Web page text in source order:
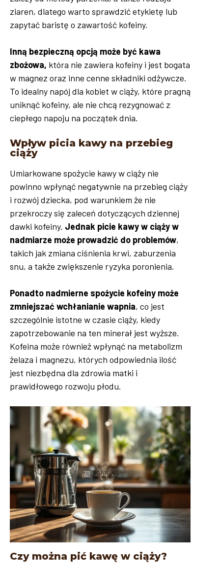
ziaren, dlatego warto sprawdzić etykietę lub
zapytać baristę o zawartość kofeiny.
Inną bezpieczną opcją może być kawa
zbożowa, która nie zawiera kofeiny i jest bogata
w magnez oraz inne cenne składniki odżywcze.
To idealny napój dla kobiet w ciąży, które pragną
uniknąć kofeiny, ale nie chcą rezygnować z
ciepłego napoju na początek dnia.
Wpływ picia kawy na przebieg
ciąży
Umiarkowane spożycie kawy w ciąży nie
powinno wpłynąć negatywnie na przebieg ciąży
i rozwój dziecka, pod warunkiem że nie
przekroczy się zaleceń dotyczących dziennej
dawki kofeiny. Jednak picie kawy w ciąży w
nadmiarze może prowadzić do problemów,
takich jak zmiana ciśnienia krwi, zaburzenia
snu, a także zwiększenie ryzyka poronienia.
Ponadto nadmierne spożycie kofeiny może
zmniejszać wchłanianie wapnia, co jest
szczególnie istotne w czasie ciąży, kiedy
zapotrzebowanie na ten minerał jest wyższe.
Kofeina może również wpłynąć na metabolizm
żelaza i magnezu, których odpowiednia ilość
jest niezbędna dla zdrowia matki i
prawidłowego rozwoju płodu.
Czy można pić kawę w ciąży?